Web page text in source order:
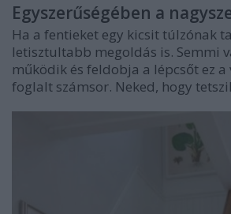
Egyszerűségében a
Ha a fentieket egy kicsit túlzónak
letisztultabb megoldás is. Semmi
működik és feldobja a lépcsőt ez a
foglalt számsor. Neked, hogy